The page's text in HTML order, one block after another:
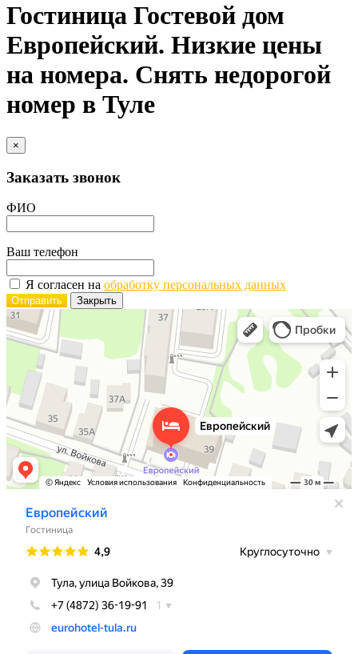
Гостиница Гостевой дом
Европейский. Низкие цены
на номера. Снять недорогой
номер в Туле
×
Заказать звонок
ФИО
Ваш телефон
Я согласен на обработку персональных данных
Отправить Закрыть